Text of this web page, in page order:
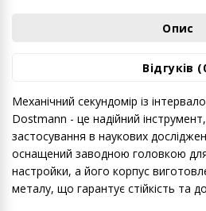
Опис
Відгуків
Механічний секундомір із
Dostmann - це надійний
застосування в наукових
оснащений заводною головкою для
настройки, а його корпус
металу, що гарантує стійкість та